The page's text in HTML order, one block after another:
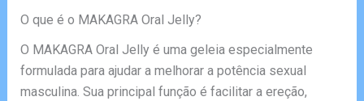
O que é o MAKAGRA Oral Jelly?
O MAKAGRA Oral Jelly é uma geleia especialmente
formulada para ajudar a melhorar a potência sexual
masculina. Sua principal função é facilitar a ereção,